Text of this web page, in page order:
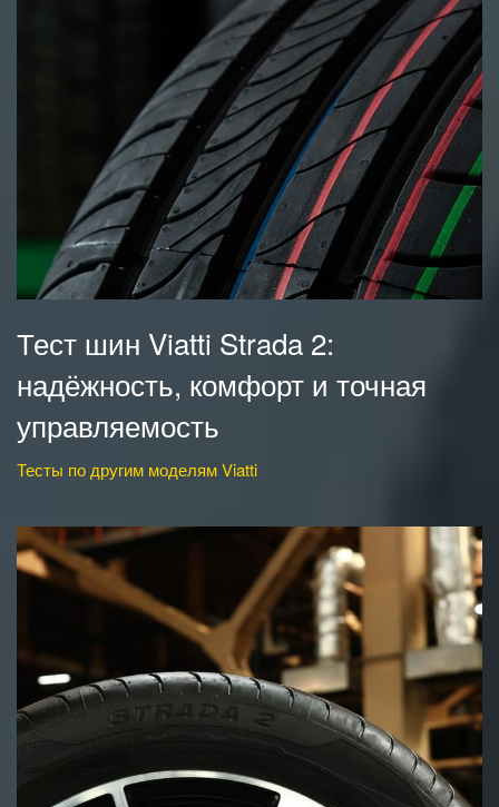
Тест шин Viatti Strada 2:
надёжность, комфорт и точная
управляемость
Тесты по другим моделям Viatti